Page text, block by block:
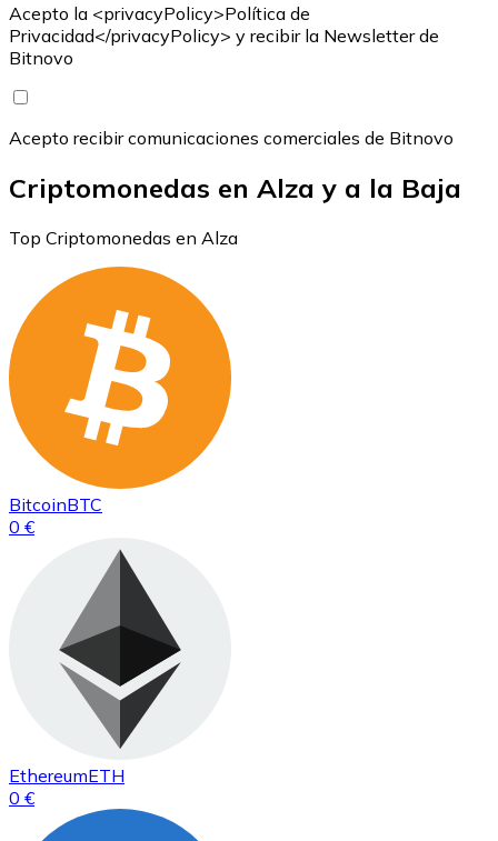
Acepto la <privacyPolicy>Política de
Privacidad</privacyPolicy> y recibir la Newsletter de
Bitnovo
Acepto recibir comunicaciones comerciales de Bitnovo
Criptomonedas en Alza y a la Baja
Top Criptomonedas en Alza
BitcoinBTC
0 €
EthereumETH
0 €